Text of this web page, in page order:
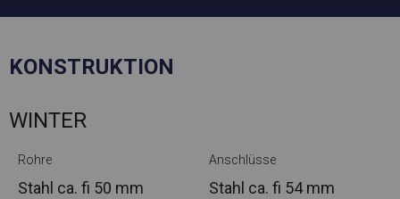
KONSTRUKTION
WINTER
Rohre
Stahl ca. fi 50 mm
Anschlüsse
Stahl ca. fi 54 mm